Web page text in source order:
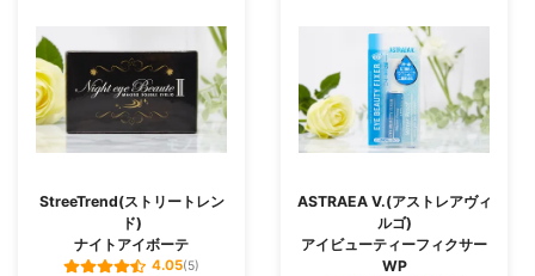
StreeTrend(ストリートレン
ド)
ナイトアイボーテ
4.05(5)
ASTRAEA V.(アストレアヴィ
ルゴ)
アイビューティーフィクサー
WP